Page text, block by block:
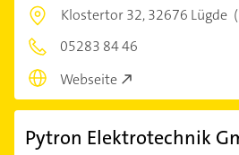
Klostertor 32,32676 Lügde
05283 84 46
Webseite
Pytron Elektrotechnik